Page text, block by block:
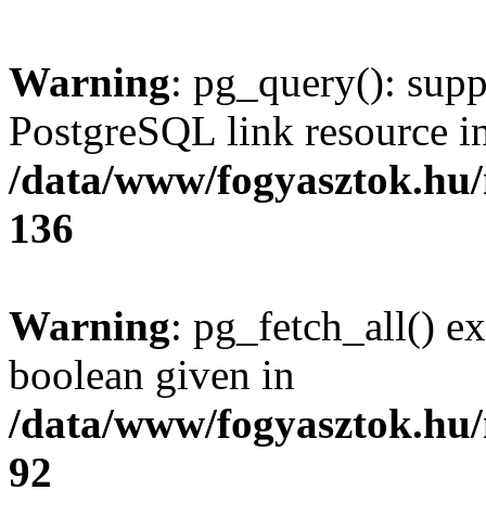
Warning: pg_query():
PostgreSQL link resource
/data/www/
136
Warning: pg_fetch_all()
boolean given in
/data/www/
92